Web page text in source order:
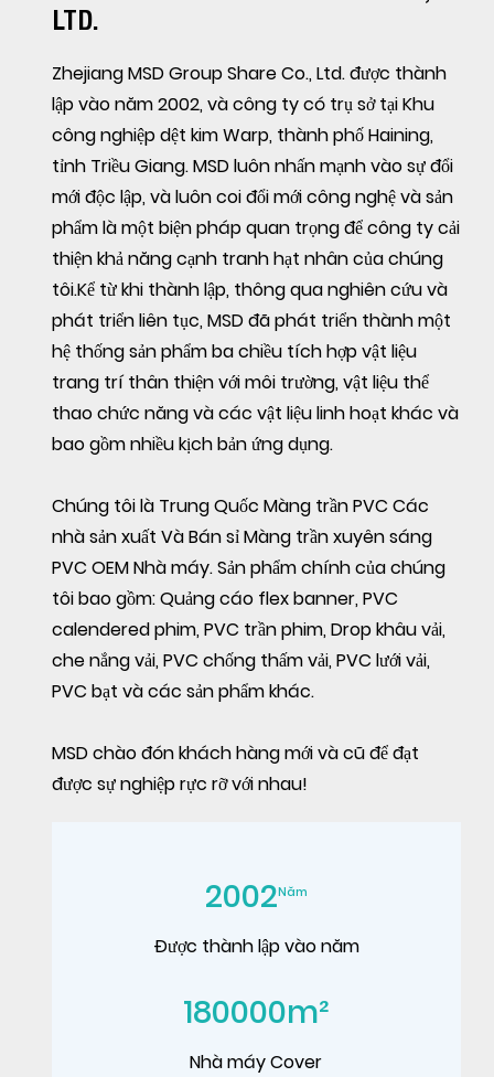
LTD.
Zhejiang MSD Group Share Co., Ltd. được thành
lập vào năm 2002, và công ty có trụ sở tại Khu
công nghiệp dệt kim Warp, thành phố Haining,
tỉnh Triều Giang. MSD luôn nhấn mạnh vào sự đổi
mới độc lập, và luôn coi đổi mới công nghệ và sản
phẩm là một biện pháp quan trọng để công ty cải
thiện khả năng cạnh tranh hạt nhân của chúng
tôi.Kể từ khi thành lập, thông qua nghiên cứu và
phát triển liên tục, MSD đã phát triển thành một
hệ thống sản phẩm ba chiều tích hợp vật liệu
trang trí thân thiện với môi trường, vật liệu thể
thao chức năng và các vật liệu linh hoạt khác và
bao gồm nhiều kịch bản ứng dụng.
Chúng tôi là Trung Quốc Màng trần PVC Các
nhà sản xuất VàBán sỉ Màng trần xuyên sáng
PVC OEM Nhà máy. Sản phẩm chính của chúng
tôi bao gồm: Quảng cáo flex banner, PVC
calendered phim, PVC trần phim, Drop khâu vải,
che nắng vải, PVC chống thấm vải, PVC lưới vải,
PVC bạt và các sản phẩm khác.
MSD chào đón khách hàng mới và cũ để đạt
được sự nghiệp rực rỡ với nhau!
2002Năm
Được thành lập vào năm
180000m²
Nhà máy Cover